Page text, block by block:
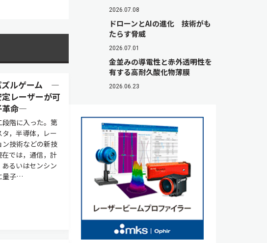
ズルゲーム —
レーザーが可
革命—
階に入った。第
，半導体，レー
技術などの新技
では，通信，計
るいはセンシン
量子…
2026.07.08
ドローンとAIの進化 技術がも
たらす脅威
2026.07.01
金並みの導電性と赤外透明性を
有する高耐久酸化物薄膜
2026.06.23